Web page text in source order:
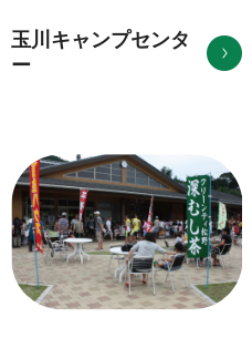
玉川キャンプセンタ
ー